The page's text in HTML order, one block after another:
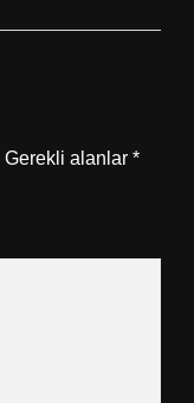
Gerekli alanlar *